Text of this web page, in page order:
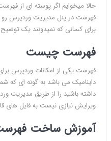
حالا میخوایم اگر پوسته ای از
فهرست در پنل مدیریت وردپرس رو
برای کسانی که نمیدونند یک
فهرست چیست
فهرست یکی از امکانات وردپرس
داینامیک می باشد به گونه ای که
داشته باشید را از طریق مدیریت
ویرایش نیازی نیست به فایل های
آموزش ساخت